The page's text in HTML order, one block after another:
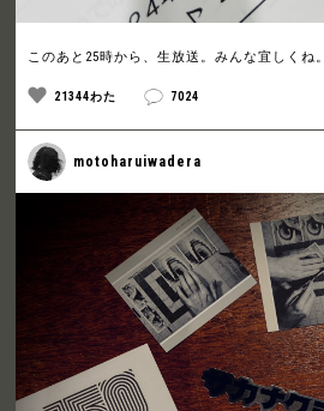
このあと25時から、生放送。みんな宜しくね。
21344わた 7024
motoharuiwadera